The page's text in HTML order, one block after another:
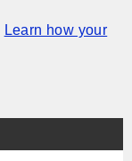
Learn how your